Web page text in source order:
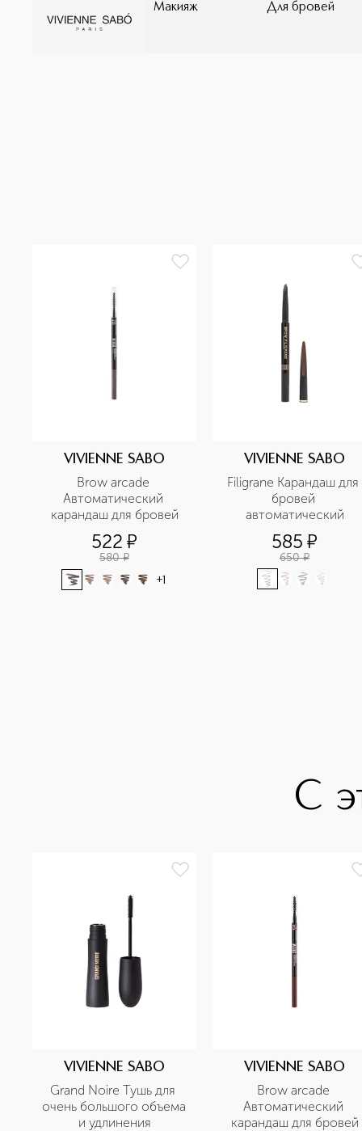
Макияж Для бровей
VIVIENNE SABO
Brow arcade
Автоматический
карандаш для бровей
522 ¤
580 ¤
+1
VIVIENNE SABO
Filigrane Карандаш для
бровей
автоматический
585 ¤
650 ¤
С
VIVIENNE SABO
Grand Noire Тушь для
очень большого объема
и удлинения
VIVIENNE SABO
Brow arcade
Автоматический
карандаш для бровей